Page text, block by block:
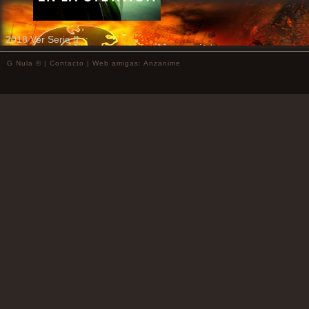
2018 Ver Serie
G Nula © | Contacto | Web amigas: Anzanime